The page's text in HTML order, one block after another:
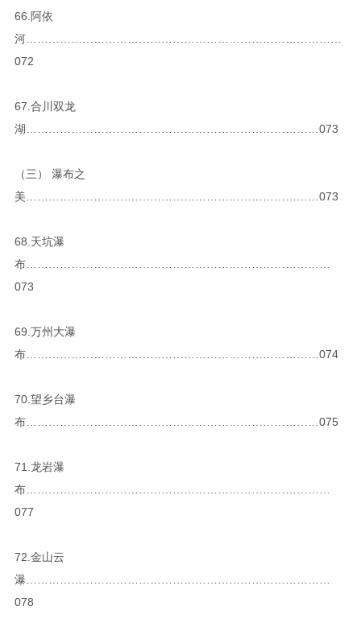
66.阿依
河…………………………………………………………………………
072
67.合川双龙
湖……………………………………………………………………073
（三） 瀑布之
美……………………………………………………………………073
68.天坑瀑
布………………………………………………………………………
073
69.万州大瀑
布……………………………………………………………………074
70.望乡台瀑
布……………………………………………………………………075
71.龙岩瀑
布………………………………………………………………………
077
72.金山云
瀑………………………………………………………………………
078